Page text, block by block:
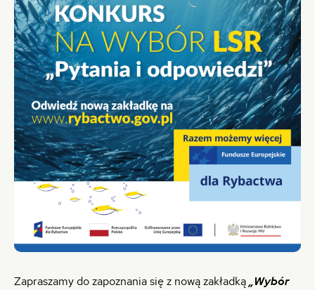
Zapraszamy do zapoznania się z nową zakładką„Wybór